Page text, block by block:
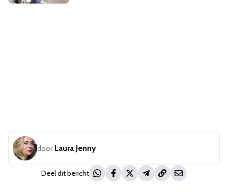
door Laura Jenny
Deel dit bericht